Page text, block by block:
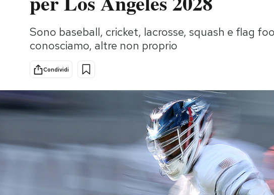
Consumismi
Storie/Idee
Ok Boomer!
Altrecose
Mondiali calcio 2026
Sono baseball, cricket, lacrosse, squash e flag
conosciamo, altre non proprio
Condividi